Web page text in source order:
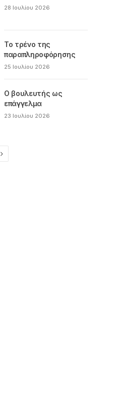
28 Ιουλίου 2026
Το τρένο της
παραπληροφόρησης
25 Ιουλίου 2026
Ο βουλευτής ως
επάγγελμα
23 Ιουλίου 2026
Next